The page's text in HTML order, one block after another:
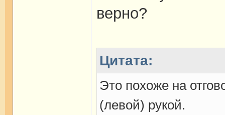
верно?
Цитата:
Это похоже на
(левой) рукой.